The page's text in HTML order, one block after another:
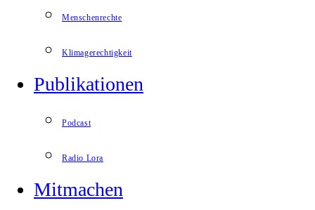
Menschenrechte
Klimagerechtigkeit
Publikationen
Podcast
Radio Lora
Mitmachen